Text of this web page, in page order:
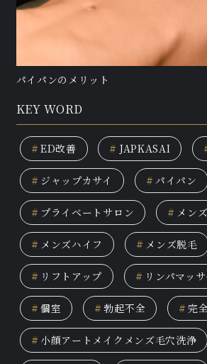
パイパンのメリット
KEY WORD
# ED改善 # JAPKASAI
# ジャップカサイ # パイパン
# プライベートサロン # メン
# メンズハイフ # メンズ脱毛
# リフトアップ # リンパマッ
# 個室 # 勃起不全 # 完
# 小顔アートメイクメンズ毛穴洗浄